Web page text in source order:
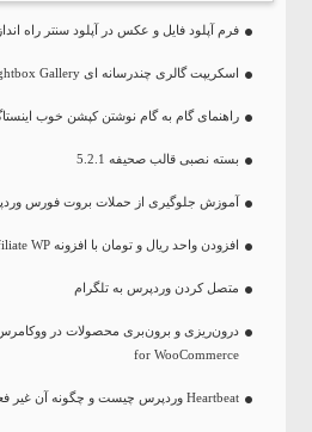
فرم آپلود فایل و عکس در آپلود سنتر راه
اسکریپت گالری چندرسانه ای Simple Lightbox Gallery
راهنمای گام به گام نوشتن کپشن خوب
بسته نصبی قالب صحیفه 5.2.1
آموزش جلوگیری از حملات بروت فورس
افزودن واحد ریال و تومان با افزونه Affiliate WP
متصل کردن وردپرس به تلگرام
for WooCommerce
Heartbeat وردپرس چیست و چگونه آن غیر فعال کنیم؟